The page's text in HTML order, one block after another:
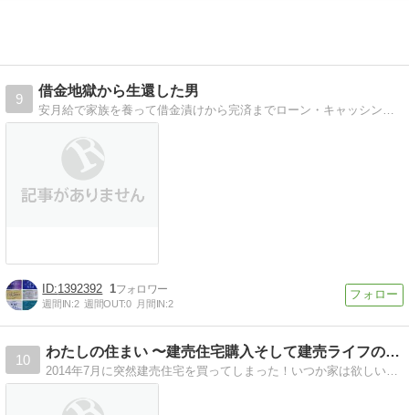
9
借金地獄から生還した男
安月給で家族を養って借金漬けから完済までローン・キャッシング・消費者金融で借金漬けになりながらも
1392392 1
週間IN:2 週間OUT:0 月間IN:2
10
わたしの住まい 〜建売住宅購入そして建売ライフの記録〜
2014年7月に突然建売住宅を買ってしまった！いつか家は欲しいなぁ〜と漠然と考えてた私が、何の準備もなくあっという間に、おうち購入してしまったのですが、これか…